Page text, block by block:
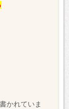
かれていま